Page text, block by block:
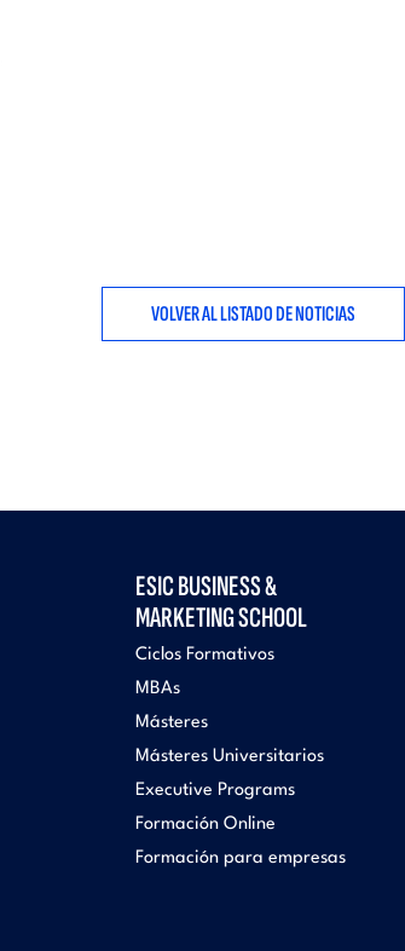
VOLVER AL LISTADO DE NOTICIAS
ESIC BUSINESS &
MARKETING SCHOOL
Ciclos Formativos
MBAs
Másteres
Másteres Universitarios
Executive Programs
Formación Online
Formación para empresas